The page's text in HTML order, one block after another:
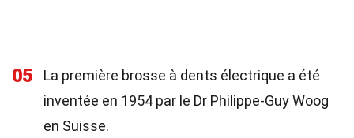
05
La première brosse à dents électrique a été
inventée en 1954 par le Dr Philippe-Guy Woog
en Suisse.